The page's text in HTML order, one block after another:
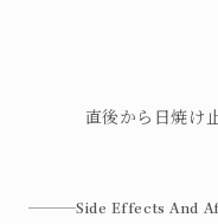
直後から日焼け
Side Effects And